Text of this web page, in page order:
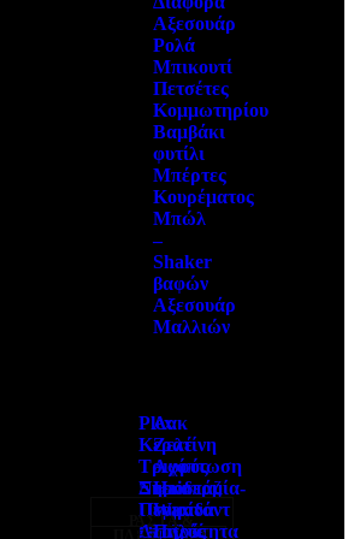
Αξεσουάρ
Ρολά
Μπικουτί
Πετσέτες
Κομμωτηρίου
Βαμβάκι
φυτίλι
Μπέρτες
Κουρέματος
Μπώλ
–
Shaker
βαφών
Αξεσουάρ
Μαλλιών
Ντεκαπάζ
Περμανάντ
Οξυζενέ
Plex
Κερατίνη
Τριχόπτωση
Ξηροδερμία-
Πιτυρίδα
Λιπαρότητα
ΡΑΣΤΑ &
ΠΛΕΞΟΥΔΕΣ
Λακ
Ζελέ
Αφρός
Hair
Wax
Πηλός